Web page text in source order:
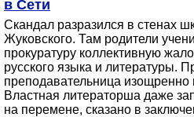
в Сети
Скандал разразился в стенах
Жуковского. Там родители
прокуратуру коллективную
русского языка и литературы.
преподавательница изощренно
Властная литераторша даже
на перемене, сказано в